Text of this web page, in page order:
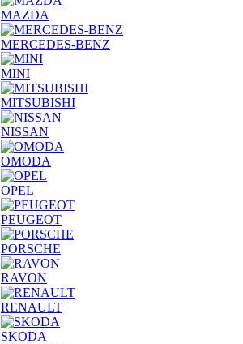
MAZDA
MERCEDES-BENZ
MINI
MITSUBISHI
NISSAN
OMODA
OPEL
PEUGEOT
PORSCHE
RAVON
RENAULT
SKODA